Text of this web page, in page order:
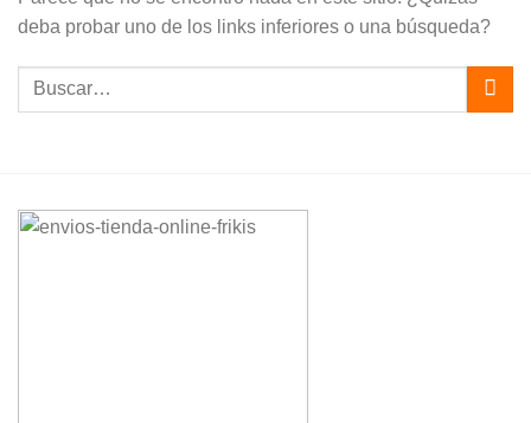
deba probar uno de los links inferiores o una búsqueda?